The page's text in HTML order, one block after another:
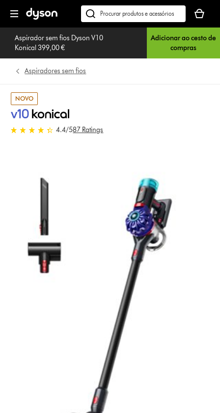
seguinte
Pesquisar
em
dyson.pt
seu
cesto
de
compras
está
Aspirador sem fios Dyson V10
Konical 399,00 €
Adicionar ao cesto de
compras
Aspiradores sem fios
NOVO
4.4 estrelas de 5 em 87 Ratings
4.4/587 Ratings